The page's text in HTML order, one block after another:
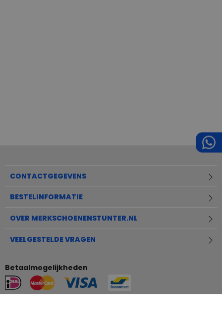
CONTACTGEGEVENS
BESTELINFORMATIE
OVER MERKSCHOENENSTUNTER.NL
VEELGESTELDE VRAGEN
Betaalmogelijkheden